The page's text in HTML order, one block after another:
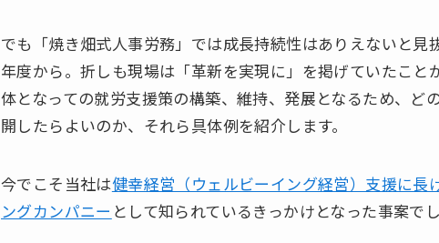
でも「焼き畑式人事労務」では成長持続性はありえないと
年度から。折しも現場は「革新を実現に」を掲げていたこ
体となっての就労支援策の構築、維持、発展となるため、ど
開したらよいのか、それら具体例を紹介します。
今でこそ当社は健幸経営（ウェルビーイング経営）支援に長
ングカンパニー として知られているきっかけとなった事案でし